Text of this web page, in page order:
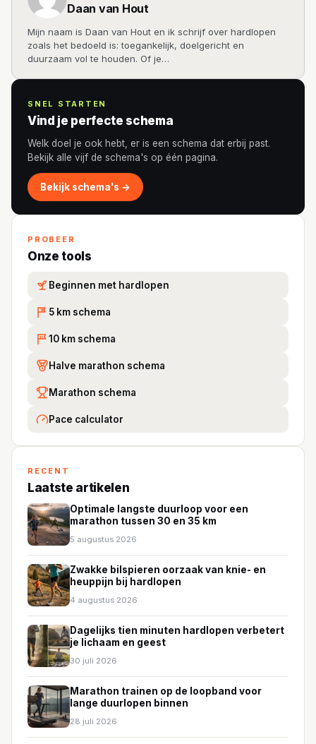
Daan van Hout
Mijn naam is Daan van Hout en ik schrijf over hardlopen
zoals het bedoeld is: toegankelijk, doelgericht en
duurzaam vol te houden. Of je…
SNEL STARTEN
Vind je perfecte schema
Welk doel je ook hebt, er is een schema dat erbij past.
Bekijk alle vijf de schema's op één pagina.
Bekijk schema's →
PROBEER
Onze tools
Beginnen met hardlopen
5K 5 km schema
10 10 km schema
Halve marathon schema
Marathon schema
Pace calculator
RECENT
Laatste artikelen
Optimale langste duurloop voor een
marathon tussen 30 en 35 km
5 augustus 2026
Zwakke bilspieren oorzaak van knie- en
heuppijn bij hardlopen
4 augustus 2026
Dagelijks tien minuten hardlopen verbetert
je lichaam en geest
30 juli 2026
Marathon trainen op de loopband voor
lange duurlopen binnen
28 juli 2026